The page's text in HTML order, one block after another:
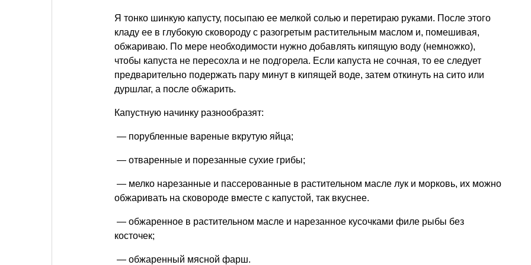
Я тонко шинкую капусту, посыпаю ее мелкой солью и перетираю руками. После этого
кладу ее в глубокую сковороду с разогретым растительным маслом и, помешивая,
обжариваю. По мере необходимости нужно добавлять кипящую воду (немножко),
чтобы капуста не пересохла и не подгорела. Если капуста не сочная, то ее следует
предварительно подержать пару минут в кипящей воде, затем откинуть на сито или
дуршлаг, а после обжарить.
Капустную начинку разнообразят:
— порубленные вареные вкрутую яйца;
— отваренные и порезанные сухие грибы;
— мелко нарезанные и пассерованные в растительном масле лук и морковь, их можно
обжаривать на сковороде вместе с капустой, так вкуснее.
— обжаренное в растительном масле и нарезанное кусочками филе рыбы без
косточек;
— обжаренный мясной фарш.